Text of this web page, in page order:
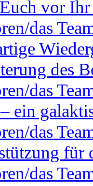
vor
das
des
das
ein
das
für
das